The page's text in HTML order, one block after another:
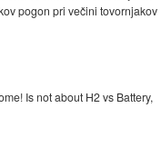
pogon pri večini tovornjakov
Is not about H2 vs Battery,